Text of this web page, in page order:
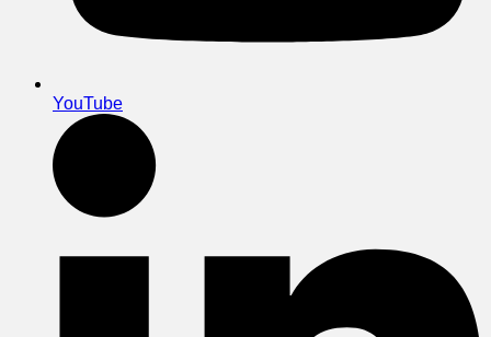
YouTube